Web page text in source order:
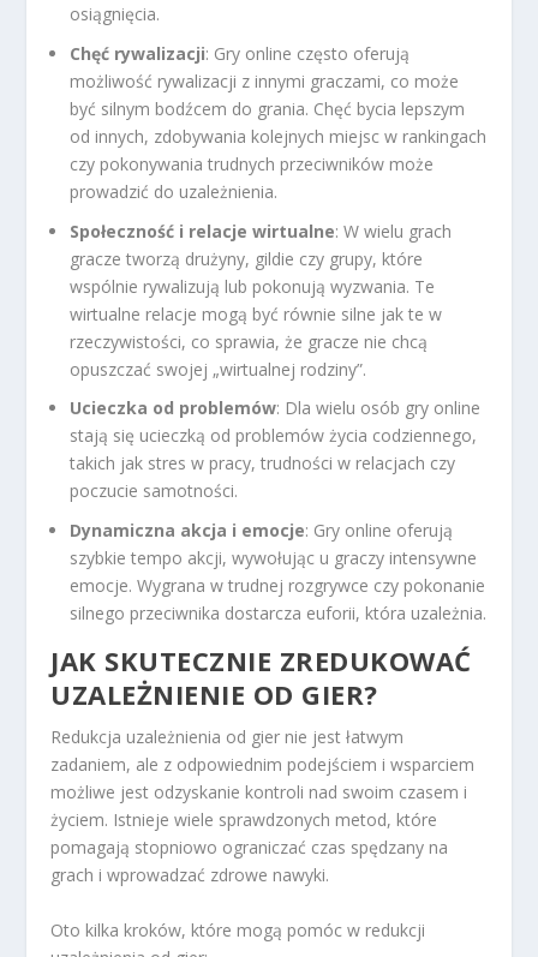
osiągnięcia.
Chęć rywalizacji: Gry online często oferują
możliwość rywalizacji z innymi graczami, co może
być silnym bodźcem do grania. Chęć bycia lepszym
od innych, zdobywania kolejnych miejsc w rankingach
czy pokonywania trudnych przeciwników może
prowadzić do uzależnienia.
Społeczność i relacje wirtualne: W wielu grach
gracze tworzą drużyny, gildie czy grupy, które
wspólnie rywalizują lub pokonują wyzwania. Te
wirtualne relacje mogą być równie silne jak te w
rzeczywistości, co sprawia, że gracze nie chcą
opuszczać swojej „wirtualnej rodziny”.
Ucieczka od problemów: Dla wielu osób gry online
stają się ucieczką od problemów życia codziennego,
takich jak stres w pracy, trudności w relacjach czy
poczucie samotności.
Dynamiczna akcja i emocje: Gry online oferują
szybkie tempo akcji, wywołując u graczy intensywne
emocje. Wygrana w trudnej rozgrywce czy pokonanie
silnego przeciwnika dostarcza euforii, która uzależnia.
JAK SKUTECZNIE ZREDUKOWAĆ
UZALEŻNIENIE OD GIER?
Redukcja uzależnienia od gier nie jest łatwym
zadaniem, ale z odpowiednim podejściem i wsparciem
możliwe jest odzyskanie kontroli nad swoim czasem i
życiem. Istnieje wiele sprawdzonych metod, które
pomagają stopniowo ograniczać czas spędzany na
grach i wprowadzać zdrowe nawyki.
Oto kilka kroków, które mogą pomóc w redukcji